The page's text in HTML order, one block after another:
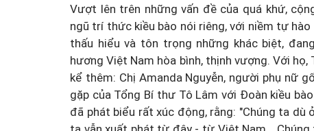
Vượt lên trên những vấn đề của quá khứ,
ngũ trí thức kiều bào nói riêng, với niềm tự
thấu hiểu và tôn trọng những khác biệt,
hương Việt Nam hòa bình, thịnh vượng. Với
kể thêm: Chị Amanda Nguyễn, người phụ nữ
gặp của Tổng Bí thư Tô Lâm với Đoàn kiều
đã phát biểu rất xúc động, rằng: "Chúng ta dù